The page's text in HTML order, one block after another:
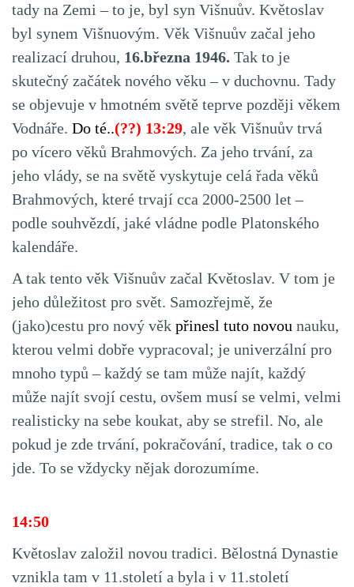
tady na Zemi – to je, byl syn Višnuův. Květoslav
byl synem Višnuovým. Věk Višnuův začal jeho
realizací druhou, 16.března 1946. Tak to je
skutečný začátek nového věku – v duchovnu. Tady
se objevuje v hmotném světě teprve později věkem
Vodnáře. Do té..(??) 13:29, ale věk Višnuův trvá
po vícero věků Brahmových. Za jeho trvání, za
jeho vlády, se na světě vyskytuje celá řada věků
Brahmových, které trvají cca 2000-2500 let –
podle souhvězdí, jaké vládne podle Platonského
kalendáře.
A tak tento věk Višnuův začal Květoslav. V tom je
jeho důležitost pro svět. Samozřejmě, že
(jako)cestu pro nový věk přinesl tuto novou nauku,
kterou velmi dobře vypracoval; je univerzální pro
mnoho typů – každý se tam může najít, každý
může najít svojí cestu, ovšem musí se velmi, velmi
realisticky na sebe koukat, aby se strefil. No, ale
pokud je zde trvání, pokračování, tradice, tak o co
jde. To se vždycky nějak dorozumíme.
14:50
Květoslav založil novou tradici. Bělostná Dynastie
vznikla tam v 11.století a byla i v 11.století